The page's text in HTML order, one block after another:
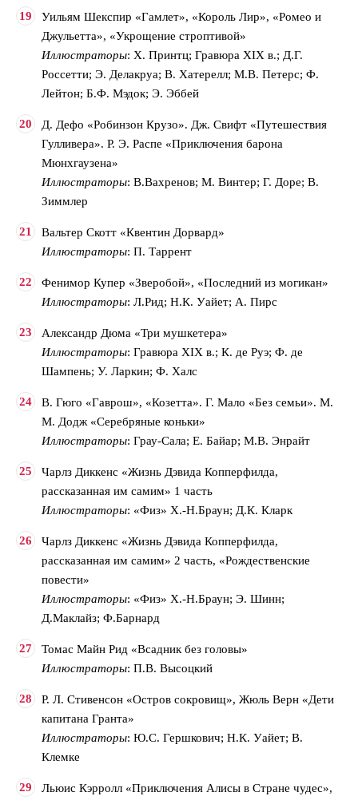
Уильям Шекспир «Гамлет», «Король Лир», «Ромео и
Джульетта», «Укрощение строптивой»
Иллюстраторы: Х. Принтц; Гравюра ХIХ в.; Д.Г.
Россетти; Э. Делакруа; В. Хатерелл; М.В. Петерс; Ф.
Лейтон; Б.Ф. Мэдок; Э. Эббей
Д. Дефо «Робинзон Крузо». Дж. Свифт «Путешествия
Гулливера». Р. Э. Распе «Приключения барона
Мюнхгаузена»
Иллюстраторы: В.Вахренов; М. Винтер; Г. Доре; В.
Зиммлер
Вальтер Скотт «Квентин Дорвард»
Иллюстраторы: П. Таррент
Фенимор Купер «Зверобой», «Последний из могикан»
Иллюстраторы: Л.Рид; Н.К. Уайет; А. Пирс
Александр Дюма «Три мушкетера»
Иллюстраторы: Гравюра ХIХ в.; К. де Руэ; Ф. де
Шампень; У. Ларкин; Ф. Халс
В. Гюго «Гаврош», «Козетта». Г. Мало «Без семьи». М.
М. Додж «Серебряные коньки»
Иллюстраторы: Грау-Сала; Е. Байар; М.В. Энрайт
Чарлз Диккенс «Жизнь Дэвида Копперфилда,
рассказанная им самим» 1 часть
Иллюстраторы: «Физ» Х.-Н.Браун; Д.К. Кларк
Чарлз Диккенс «Жизнь Дэвида Копперфилда,
рассказанная им самим» 2 часть, «Рождественские
повести»
Иллюстраторы: «Физ» Х.-Н.Браун; Э. Шинн;
Д.Маклайз; Ф.Барнард
Томас Майн Рид «Всадник без головы»
Иллюстраторы: П.В. Высоцкий
Р. Л. Стивенсон «Остров сокровищ», Жюль Верн «Дети
капитана Гранта»
Иллюстраторы: Ю.С. Гершкович; Н.К. Уайет; В.
Клемке
Льюис Кэрролл «Приключения Алисы в Стране чудес»,